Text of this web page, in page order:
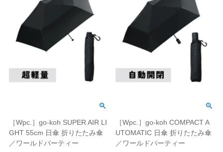
［Wpc.］go-koh SUPER AIR LI
GHT 55cm 日傘 折りたたみ傘
／ワールドパーティー
［Wpc.］go-koh COMPACT A
UTOMATIC 日傘 折りたたみ傘
／ワールドパーティー